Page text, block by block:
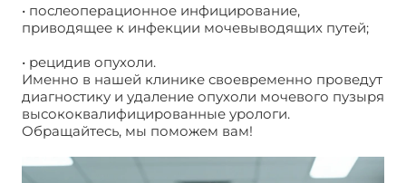
• послеоперационное инфицирование,
приводящее к инфекции мочевыводящих путей;
• рецидив опухоли.
Именно в нашей клинике своевременно проведут
диагностику и удаление опухоли мочевого пузыря
высококвалифицированные урологи.
Обращайтесь, мы поможем вам!